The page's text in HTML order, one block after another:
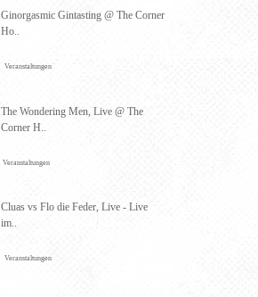
Ginorgasmic Gintasting @ The Corner
Ho..
Veranstaltungen
The Wondering Men, Live @ The
Corner H..
Veranstaltungen
Cluas vs Flo die Feder, Live - Live
im..
Veranstaltungen